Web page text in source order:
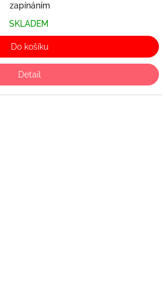
zapínáním
SKLADEM
Do košíku
Detail